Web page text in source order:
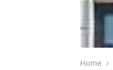
Home